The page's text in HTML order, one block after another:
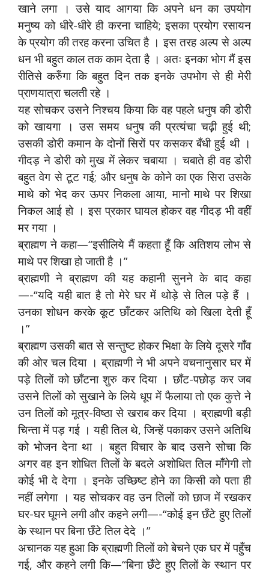
खाने लगा । उसे याद आगया कि अपने धन का उपयोग
मनुष्य को धीरे-धीरे ही करना चाहिये; इसका प्रयोग रसायन
के प्रयोग की तरह करना उचित है । इस तरह अल्प से अल्प
धन भी बहुत काल तक काम देता है । अतः इनका भोग मैं इस
रीतिसे करुँगा कि बहुत दिन तक इनके उपभोग से ही मेरी
प्राणयात्रा चलती रहे ।
यह सोचकर उसने निश्चय किया कि वह पहले धनुष की डोरी
को खायगा । उस समय धनुष की प्रत्यंचा चढ़ी हुई थी;
उसकी डोरी कमान के दोनों सिरों पर कसकर बँधी हुई थी ।
गीदड़ ने डोरी को मुख में लेकर चबाया । चबाते ही वह डोरी
बहुत वेग से टूट गई; और धनुष के कोने का एक सिरा उसके
माथे को भेद कर ऊपर निकला आया, मानो माथे पर शिखा
निकल आई हो । इस प्रकार घायल होकर वह गीदड़ भी वहीं
मर गया ।
ब्राह्मण ने कहा—“इसीलिये मैं कहता हूँ कि अतिशय लोभ से
माथे पर शिखा हो जाती है ।”
ब्राह्मणी ने ब्राह्मण की यह कहानी सुनने के बाद कहा
—-“यदि यही बात है तो मेरे घर में थोड़े से तिल पड़े हैं ।
उनका शोधन करके कूट छाँटकर अतिथि को खिला देती हूँ
।”
ब्राह्मण उसकी बात से सन्तुष्ट होकर भिक्षा के लिये दूसरे गाँव
की ओर चल दिया । ब्राह्मणी ने भी अपने वचनानुसार घर में
पड़े तिलों को छाँटना शुरु कर दिया । छाँट-पछोड़ कर जब
उसने तिलों को सुखाने के लिये धूप में फैलाया तो एक कुत्ते ने
उन तिलों को मूत्र-विष्ठा से खराब कर दिया । ब्राह्मणी बड़ी
चिन्ता में पड़ गई । यही तिल थे, जिन्हें पकाकर उसने अतिथि
को भोजन देना था । बहुत विचार के बाद उसने सोचा कि
अगर वह इन शोधित तिलों के बदले अशोधित तिल माँगेगी तो
कोई भी दे देगा । इनके उच्छिष्ट होने का किसी को पता ही
नहीं लगेगा । यह सोचकर वह उन तिलों को छाज में रखकर
घर-घर घूमने लगी और कहने लगी—-“कोई इन छँटे हुए तिलों
के स्थान पर बिना छँटे तिल देदे ।”
अचानक यह हुआ कि ब्राह्मणी तिलों को बेचने एक घर में पहुँच
गई, और कहने लगी कि—“बिना छँटे हुए तिलों के स्थान पर